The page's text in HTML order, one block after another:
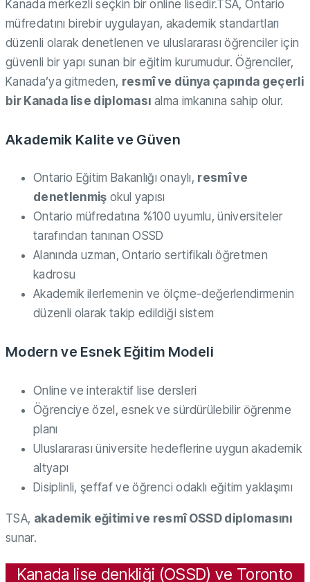
Kanada merkezli seçkin bir online lisedir.TSA, Ontario
müfredatını birebir uygulayan, akademik standartları
düzenli olarak denetlenen ve uluslararası öğrenciler için
güvenli bir yapı sunan bir eğitim kurumudur. Öğrenciler,
Kanada’ya gitmeden, resmî ve dünya çapında geçerli
bir Kanada lise diploması alma imkanına sahip olur.
Akademik Kalite ve Güven
Ontario Eğitim Bakanlığı onaylı, resmî ve
denetlenmiş okul yapısı
Ontario müfredatına %100 uyumlu, üniversiteler
tarafından tanınan OSSD
Alanında uzman, Ontario sertifikalı öğretmen
kadrosu
Akademik ilerlemenin ve ölçme-değerlendirmenin
düzenli olarak takip edildiği sistem
Modern ve Esnek Eğitim Modeli
Online ve interaktif lise dersleri
Öğrenciye özel, esnek ve sürdürülebilir öğrenme
planı
Uluslararası üniversite hedeflerine uygun akademik
altyapı
Disiplinli, şeffaf ve öğrenci odaklı eğitim yaklaşımı
TSA, akademik eğitimi ve resmî OSSD diplomasını
sunar.
Kanada lise denkliği (OSSD) ve Toronto